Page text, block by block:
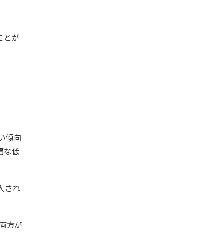
とが
傾向
な低
され
方が